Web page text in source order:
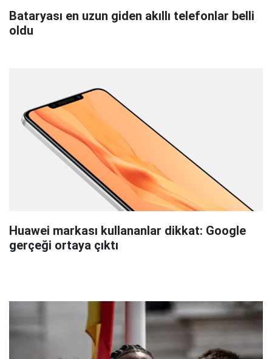
Bataryası en uzun giden akıllı telefonlar belli
oldu
Huawei markası kullananlar dikkat: Google
gerçeği ortaya çıktı